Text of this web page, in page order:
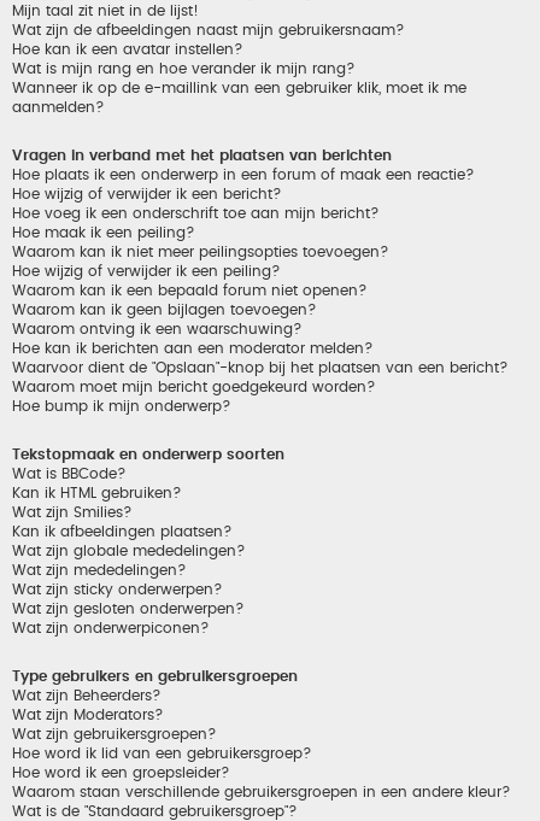
Mijn taal zit niet in de lijst!
Wat zijn de afbeeldingen naast mijn gebruikersnaam?
Hoe kan ik een avatar instellen?
Wat is mijn rang en hoe verander ik mijn rang?
Wanneer ik op de e-maillink van een gebruiker klik, moet ik me
aanmelden?
Vragen in verband met het plaatsen van berichten
Hoe plaats ik een onderwerp in een forum of maak een reactie?
Hoe wijzig of verwijder ik een bericht?
Hoe voeg ik een onderschrift toe aan mijn bericht?
Hoe maak ik een peiling?
Waarom kan ik niet meer peilingsopties toevoegen?
Hoe wijzig of verwijder ik een peiling?
Waarom kan ik een bepaald forum niet openen?
Waarom kan ik geen bijlagen toevoegen?
Waarom ontving ik een waarschuwing?
Hoe kan ik berichten aan een moderator melden?
Waarvoor dient de "Opslaan"-knop bij het plaatsen van een bericht?
Waarom moet mijn bericht goedgekeurd worden?
Hoe bump ik mijn onderwerp?
Tekstopmaak en onderwerp soorten
Wat is BBCode?
Kan ik HTML gebruiken?
Wat zijn Smilies?
Kan ik afbeeldingen plaatsen?
Wat zijn globale mededelingen?
Wat zijn mededelingen?
Wat zijn sticky onderwerpen?
Wat zijn gesloten onderwerpen?
Wat zijn onderwerpiconen?
Type gebruikers en gebruikersgroepen
Wat zijn Beheerders?
Wat zijn Moderators?
Wat zijn gebruikersgroepen?
Hoe word ik lid van een gebruikersgroep?
Hoe word ik een groepsleider?
Waarom staan verschillende gebruikersgroepen in een andere kleur?
Wat is de "Standaard gebruikersgroep"?